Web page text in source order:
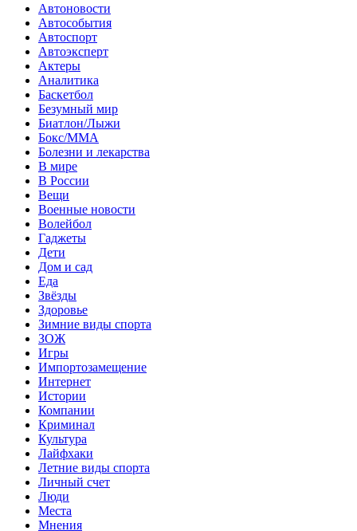
Автоновости
Автособытия
Автоспорт
Автоэксперт
Актеры
Аналитика
Баскетбол
Безумный мир
Биатлон/Лыжи
Бокс/MMA
Болезни и лекарства
В мире
В России
Вещи
Военные новости
Волейбол
Гаджеты
Дети
Дом и сад
Еда
Звёзды
Здоровье
Зимние виды спорта
ЗОЖ
Игры
Импортозамещение
Интернет
Истории
Компании
Криминал
Культура
Лайфхаки
Летние виды спорта
Личный счет
Люди
Места
Мнения